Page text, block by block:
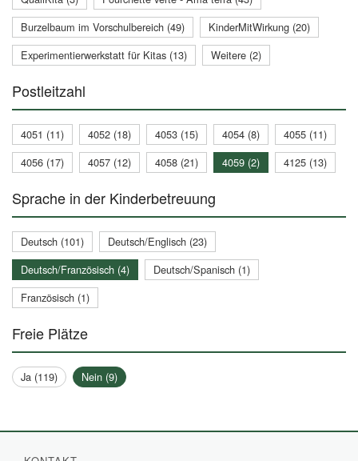
Burzelbaum im Vorschulbereich (49)
KinderMitWirkung (20)
Experimentierwerkstatt für Kitas (13)
Weitere (2)
Postleitzahl
4051 (11) 4052 (18) 4053 (15) 4054 (8)
4055 (11)
4056 (17)
4057 (12) 4058 (21) 4059 (2) 4125 (13)
Sprache in der Kinderbetreuung
Deutsch (101)
Deutsch/Englisch (23)
Deutsch/Französisch (4)
Deutsch/Spanisch (1)
Französisch (1)
Freie Plätze
Ja (119) Nein (9)